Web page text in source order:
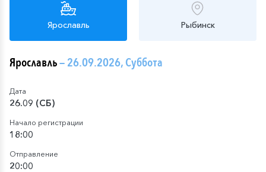
Ярославль Рыбинск
Ярославль— 26.09.2026, Суббота
Дата
26.09 (СБ)
Начало регистрации
18:00
Отправление
20:00